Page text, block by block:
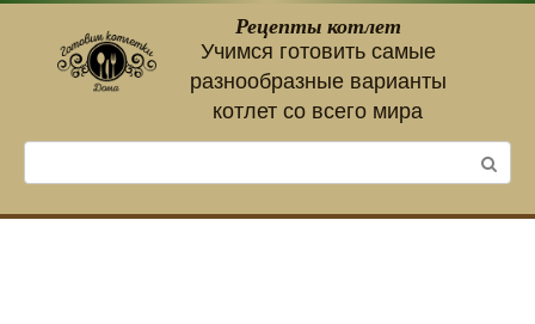
контенту
Рецепты котлет
Учимся готовить самые
разнообразные варианты
котлет со всего мира